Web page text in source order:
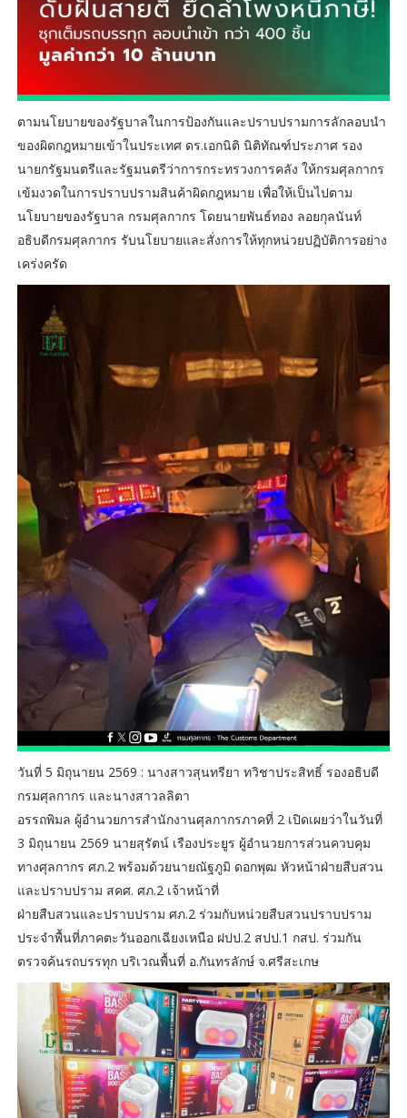
ตามนโยบายของรัฐบาลในการป้องกันและปราบปรามการลักลอบนำ
ของผิดกฎหมายเข้าในประเทศ ดร.เอกนิติ นิติทัณฑ์ประภาศ รอง
นายกรัฐมนตรีและรัฐมนตรีว่าการกระทรวงการคลัง ให้กรมศุลกากร
เข้มงวดในการปราบปรามสินค้าผิดกฎหมาย เพื่อให้เป็นไปตาม
นโยบายของรัฐบาล กรมศุลกากร โดยนายพันธ์ทอง ลอยกุลนันท์
อธิบดีกรมศุลกากร รับนโยบายและสั่งการให้ทุกหน่วยปฏิบัติการอย่าง
เคร่งครัด
วันที่ 5 มิถุนายน 2569 : นางสาวสุนทรียา ทวิชาประสิทธิ์ รองอธิบดี
กรมศุลกากร และนางสาวลลิตา
อรรถพิมล ผู้อำนวยการสำนักงานศุลกากรภาคที่ 2 เปิดเผยว่าในวันที่
3 มิถุนายน 2569 นายสุรัตน์ เรืองประยูร ผู้อำนวยการส่วนควบคุม
ทางศุลกากร ศภ.2 พร้อมด้วยนายณัฐภูมิ ดอกพุฒ หัวหน้าฝ่ายสืบสวน
และปราบปราม สคศ. ศภ.2 เจ้าหน้าที่
ฝ่ายสืบสวนและปราบปราม ศภ.2 ร่วมกับหน่วยสืบสวนปราบปราม
ประจำพื้นที่ภาคตะวันออกเฉียงเหนือ ฝปป.2 สปป.1 กสป. ร่วมกัน
ตรวจค้นรถบรรทุก บริเวณพื้นที่ อ.กันทรลักษ์ จ.ศรีสะเกษ